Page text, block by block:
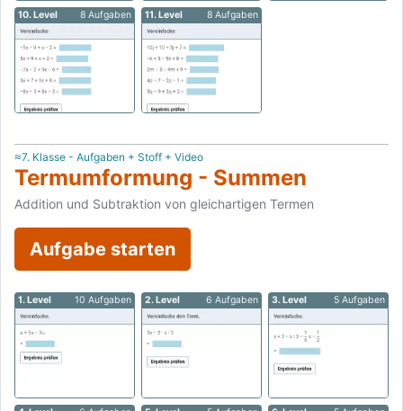
10. Level 8 Aufgaben 11. Level 8 Aufgaben
≈7. Klasse - Aufgaben + Stoff + Video
Termumformung - Summen
Addition und Subtraktion von gleichartigen Termen
Aufgabe starten
1. Level 10 Aufgaben 2. Level 6 Aufgaben 3. Level 5 Aufgaben